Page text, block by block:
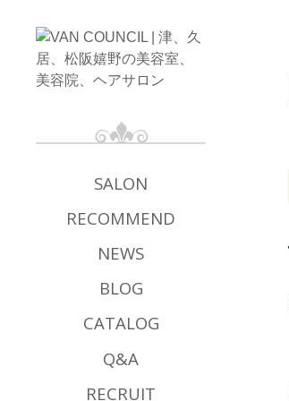
SALON
RECOMMEND
NEWS
BLOG
CATALOG
Q&A
RECRUIT